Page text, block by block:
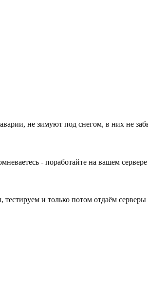
не зимуют под снегом, в них не
- поработайте на вашем
и только потом отдаём серверы